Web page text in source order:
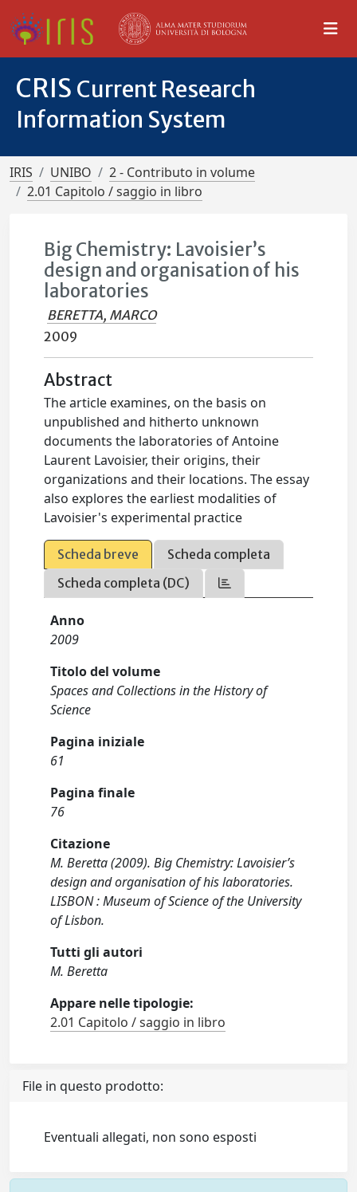
CRIS Current Research
Information System
IRIS UNIBO
2 - Contributo in volume
2.01 Capitolo / saggio in libro
Big Chemistry: Lavoisier’s
design and organisation of his
laboratories
BERETTA, MARCO
2009
Abstract
The article examines, on the basis on
unpublished and hitherto unknown
documents the laboratories of Antoine
Laurent Lavoisier, their origins, their
organizations and their locations. The essay
also explores the earliest modalities of
Lavoisier's experimental practice
Scheda breve
Scheda completa
Scheda completa (DC)
Anno
2009
Titolo del volume
Spaces and Collections in the History of
Science
Pagina iniziale
61
Pagina finale
76
Citazione
M. Beretta (2009). Big Chemistry: Lavoisier’s
design and organisation of his laboratories.
LISBON : Museum of Science of the University
of Lisbon.
Tutti gli autori
M. Beretta
Appare nelle tipologie:
2.01 Capitolo / saggio in libro
File in questo prodotto:
Eventuali allegati, non sono esposti